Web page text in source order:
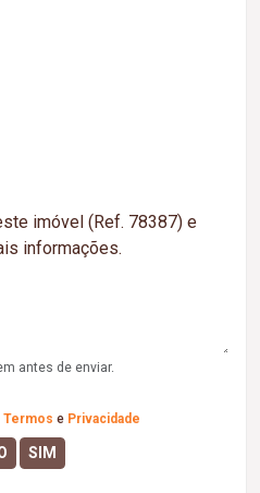
antes de enviar.
Termos e Privacidade